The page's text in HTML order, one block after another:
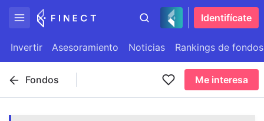
Identifícate
Invertir Asesoramiento Noticias Rankings de fondos
Fondos Me interesa